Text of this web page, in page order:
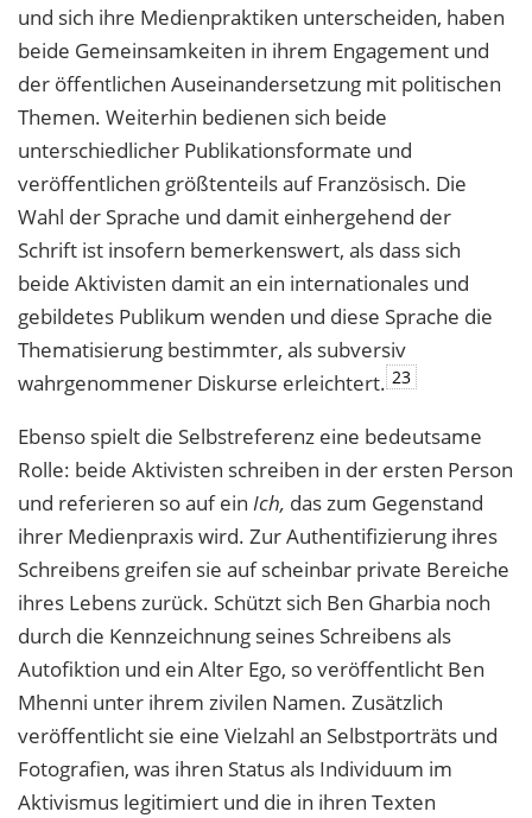
und sich ihre Medienpraktiken unterscheiden, haben
beide Gemeinsamkeiten in ihrem Engagement und
der öffentlichen Auseinandersetzung mit politischen
Themen. Weiterhin bedienen sich beide
unterschiedlicher Publikationsformate und
veröffentlichen größtenteils auf Französisch. Die
Wahl der Sprache und damit einhergehend der
Schrift ist insofern bemerkenswert, als dass sich
beide Aktivisten damit an ein internationales und
gebildetes Publikum wenden und diese Sprache die
Thematisierung bestimmter, als subversiv
wahrgenommener Diskurse erleichtert. 23
Ebenso spielt die Selbstreferenz eine bedeutsame
Rolle: beide Aktivisten schreiben in der ersten Person
und referieren so auf ein Ich, das zum Gegenstand
ihrer Medienpraxis wird. Zur Authentifizierung ihres
Schreibens greifen sie auf scheinbar private Bereiche
ihres Lebens zurück. Schützt sich Ben Gharbia noch
durch die Kennzeichnung seines Schreibens als
Autofiktion und ein Alter Ego, so veröffentlicht Ben
Mhenni unter ihrem zivilen Namen. Zusätzlich
veröffentlicht sie eine Vielzahl an Selbstporträts und
Fotografien, was ihren Status als Individuum im
Aktivismus legitimiert und die in ihren Texten